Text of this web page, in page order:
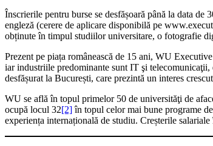
Înscrierile pentru burse se desfășoară până la data
engleză (cerere de aplicare disponibilă pe
obținute în timpul studiilor universitare, o fotografie
Prezent pe piața românească de 15 ani, WU
iar industriile predominante sunt IT şi
desfășurat la București, care prezintă un interes
WU se află în topul primelor 50 de universităţi de
ocupă locul 32[2]în topul celor mai bune programe
experiența internațională de studiu. Creșterile